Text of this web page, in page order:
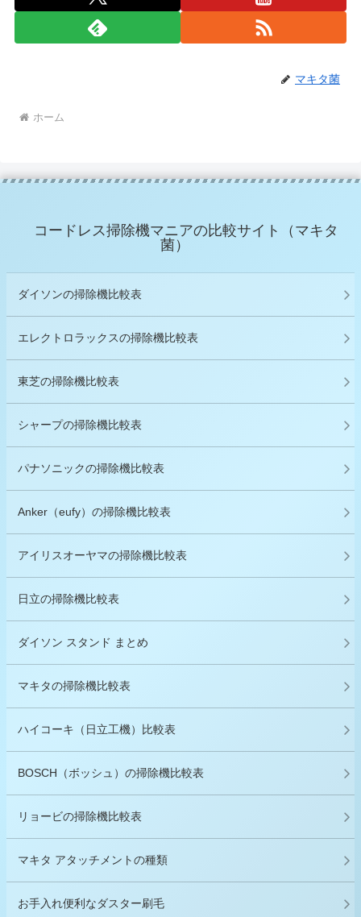
マキタ菌
ホーム
コードレス掃除機マニアの比較サイト（マキタ
菌）
ダイソンの掃除機比較表
エレクトロラックスの掃除機比較表
東芝の掃除機比較表
シャープの掃除機比較表
パナソニックの掃除機比較表
Anker（eufy）の掃除機比較表
アイリスオーヤマの掃除機比較表
日立の掃除機比較表
ダイソン スタンド まとめ
マキタの掃除機比較表
ハイコーキ（日立工機）比較表
BOSCH（ボッシュ）の掃除機比較表
リョービの掃除機比較表
マキタ アタッチメントの種類
お手入れ便利なダスター刷毛